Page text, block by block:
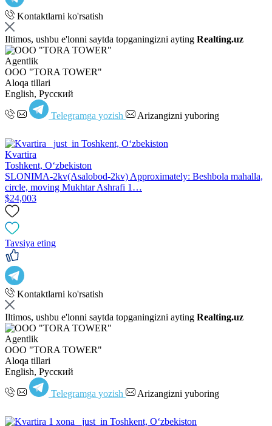
Kontaktlarni ko'rsatish
Iltimos, ushbu e'lonni saytda topganingizni ayting Realting.uz
Agentlik
OOO "TORA TOWER"
Aloqa tillari
English, Русский
Telegramga yozish Arizangizni yuboring
Kvartira
Toshkent, Oʻzbekiston
SLONIMA-2kv(Asalobod-2kv) Approximately: Beshbola mahalla,
circle, moving Mukhtar Ashrafi 1…
$24,003
Tavsiya eting
Kontaktlarni ko'rsatish
Iltimos, ushbu e'lonni saytda topganingizni ayting Realting.uz
Agentlik
OOO "TORA TOWER"
Aloqa tillari
English, Русский
Telegramga yozish Arizangizni yuboring